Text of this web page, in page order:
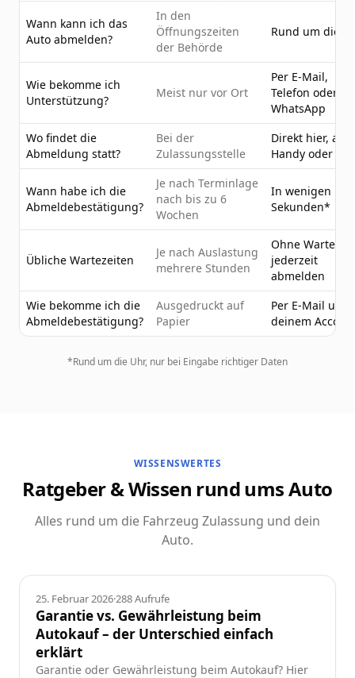
Wann kann ich das
Auto abmelden?
In den
Öffnungszeiten
der Behörde
Rund um die
Wie bekomme ich
Unterstützung?
Meist nur vor Ort
Per E-Mail,
Telefon oder
WhatsApp
Wo findet die
Abmeldung statt?
Bei der
Zulassungsstelle
Direkt hier, am
Handy oder PC
Wann habe ich die
Abmeldebestätigung?
Je nach Terminlage
nach bis zu 6
Wochen
In wenigen
Sekunden*
Übliche Wartezeiten
Je nach Auslastung
mehrere Stunden
Ohne Wartezeit
jederzeit
abmelden
Wie bekomme ich die
Abmeldebestätigung?
Ausgedruckt auf
Papier
Per E-Mail und
deinem
*Rund um die Uhr, nur bei Eingabe richtiger Daten
WISSENSWERTES
Ratgeber & Wissen rund ums Auto
Alles rund um die Fahrzeug Zulassung und dein
Auto.
Ratgeber
25. Februar 2026·288Aufrufe
Garantie vs. Gewährleistung beim
Autokauf – der Unterschied einfach
erklärt
Garantie oder Gewährleistung beim Autokauf? Hier